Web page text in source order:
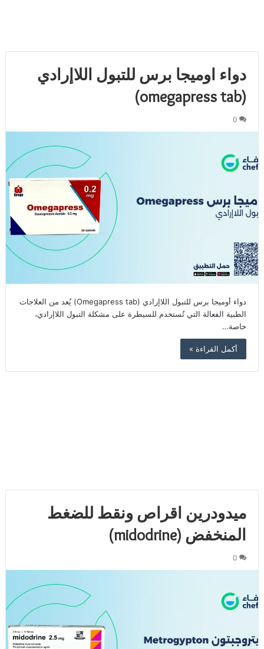
دواء اوميجا برس للتبول اللاإرادي
(omegapress tab)
0
دواء أوميجا برس للتبول اللاإرادي (Omegapress tab) يُعد من العلاجات
الطبية الفعالة التي تُستخدم للسيطرة على مشكلة التبول اللاإرادي،
خاصة…
أكمل القراءة »
ميدودرين اقراص ونقط للضغط
المنخفض (midodrine)
0